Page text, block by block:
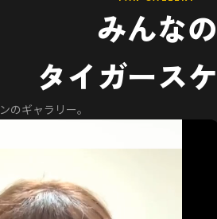
みんなの
タイガース
のギャラリー。